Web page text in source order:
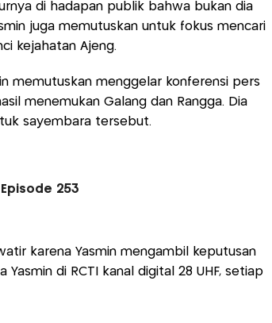
di hadapan publik bahwa bukan dia
juga memutuskan untuk fokus mencari
kejahatan Ajeng.
memutuskan menggelar konferensi pers
menemukan Galang dan Rangga. Dia
sayembara tersebut.
253
karena Yasmin mengambil keputusan
di RCTI kanal digital 28 UHF, setiap